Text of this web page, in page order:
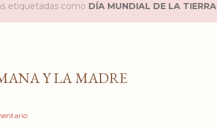
etiquetadas como DÍA MUNDIAL DE LA TIERRA
Y LA MADRE